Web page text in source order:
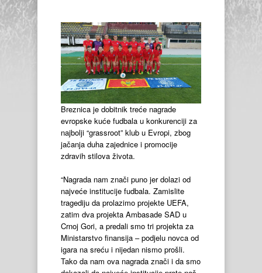
Breznica je dobitnik treće nagrade
evropske kuće fudbala u konkurenciji za
najbolji “grassroot” klub u Evropi, zbog
jačanja duha zajednice i promocije
zdravih stilova života.
“Nagrada nam znači puno jer dolazi od
najveće institucije fudbala. Zamislite
tragediju da prolazimo projekte UEFA,
zatim dva projekta Ambasade SAD u
Crnoj Gori, a predali smo tri projekta za
Ministarstvo finansija – podjelu novca od
igara na sreću i nijedan nismo prošli.
Tako da nam ova nagrada znači i da smo